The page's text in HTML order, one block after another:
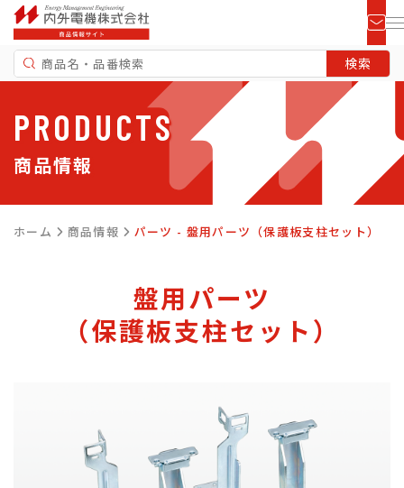
PRODUCTS
商品情報
ホーム 商品情報 パーツ - 盤用パーツ（保護板支柱セット）
盤用パーツ
（保護板支柱セット）